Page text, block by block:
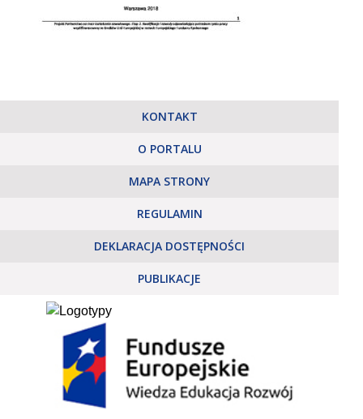
KONTAKT
O PORTALU
MAPA STRONY
REGULAMIN
DEKLARACJA DOSTĘPNOŚCI
PUBLIKACJE